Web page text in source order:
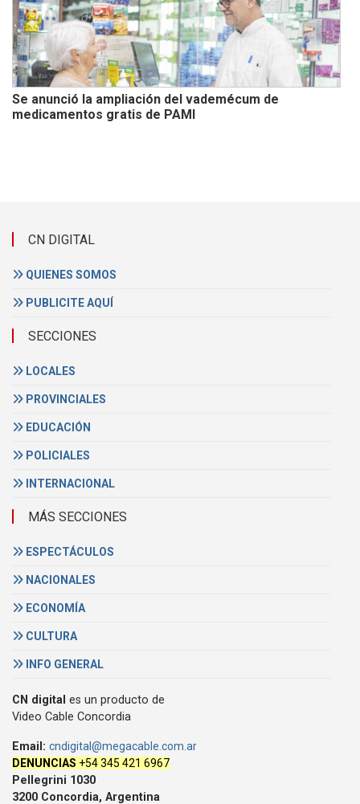
Se anunció la ampliación del vademécum de
medicamentos gratis de PAMI
CN DIGITAL
QUIENES SOMOS
PUBLICITE AQUÍ
SECCIONES
LOCALES
PROVINCIALES
EDUCACIÓN
POLICIALES
INTERNACIONAL
MÁS SECCIONES
ESPECTÁCULOS
NACIONALES
ECONOMÍA
CULTURA
INFO GENERAL
CN digital es un producto de
Video Cable Concordia
Email: cndigital@megacable.com.ar
DENUNCIAS +54 345 421 6967
Pellegrini 1030
3200 Concordia, Argentina